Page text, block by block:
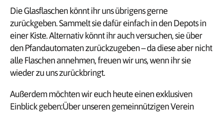
Die Glasflaschen könnt ihr uns übrigens gerne
zurückgeben. Sammelt sie dafür einfach in den Depots in
einer Kiste. Alternativ könnt ihr auch versuchen, sie über
den Pfandautomaten zurückzugeben – da diese aber nicht
alle Flaschen annehmen, freuen wir uns, wenn ihr sie
wieder zu uns zurückbringt.
Außerdem möchten wir euch heute einen exklusiven
Einblick geben:Über unseren gemeinnützigen Verein